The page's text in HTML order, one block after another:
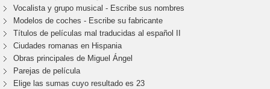
Vocalista y grupo musical - Escribe sus nombres
Modelos de coches - Escribe su fabricante
Títulos de películas mal traducidas al español II
Ciudades romanas en Hispania
Obras principales de Miguel Ángel
Parejas de película
Elige las sumas cuyo resultado es 23